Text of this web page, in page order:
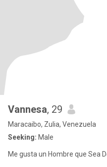
Vannesa, 29
Maracaibo, Zulia, Venezuela
Seeking: Male
Me gusta un Hombre que Sea